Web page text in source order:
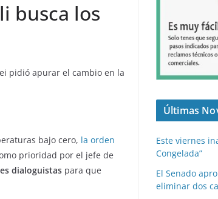
busca los
pidió apurar el cambio en la
bajo cero, la orden
prioridad por el jefe de
dialoguistas para que
Últimas
Este viernes
Congelada”
El Senado
eliminar dos